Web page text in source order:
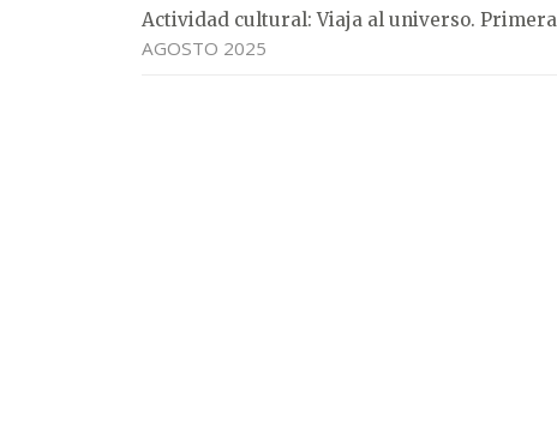
Actividad cultural: Viaja al universo. Primera
AGOSTO 2025